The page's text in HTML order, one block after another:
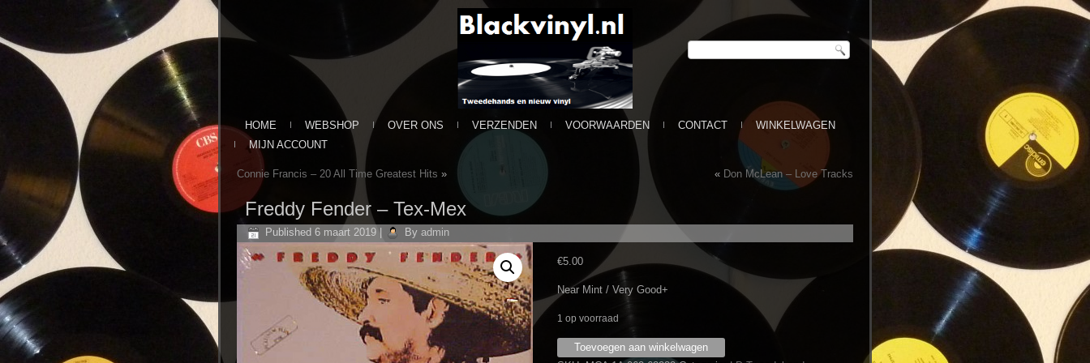
HOME WEBSHOP OVER ONS VERZENDEN VOORWAARDEN CONTACT
WINKELWAGEN
MIJN ACCOUNT
Connie Francis ‎– 20 All Time Greatest Hits » « Don McLean ‎– Love Tracks
Freddy Fender ‎– Tex-Mex
Published 6 maart 2019| By admin
€5.00
Near Mint / Very Good+
1 op voorraad
FreddyToevoegen aan winkelwagen